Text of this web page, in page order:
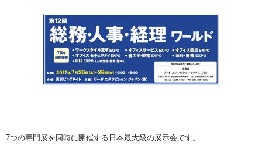
7つの専門展を同時に開催する日本最大級の展示会です。